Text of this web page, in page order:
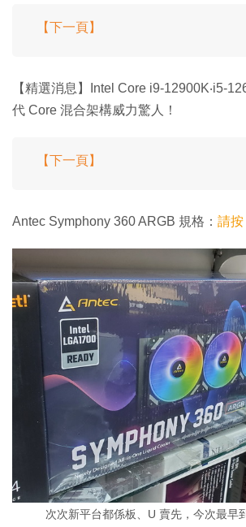
【下一頁】
【精選消息】Intel Core i9-12900K‧i5-
代 Core 混合架構威力驚人！
【下一頁】
Antec Symphony 360 ARGB 規格： 請按
次次新平台都係板、U 賣先，今次最早